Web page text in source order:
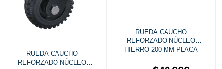
RUEDA CAUCHO
REFORZADO NÚCLEO
RUEDA CAUCHO
REFORZADO NÚCLEO
HIERRO 200 MM PLACA